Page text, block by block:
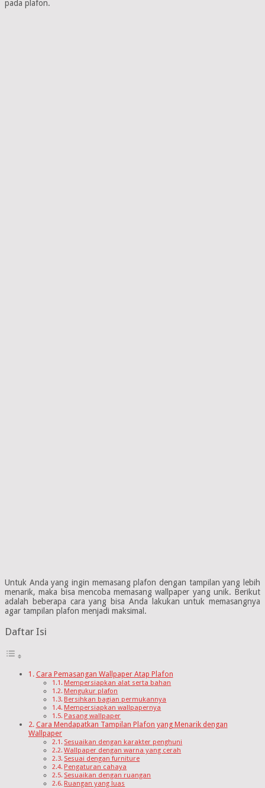
pada plafon.
Untuk Anda yang ingin memasang plafon dengan tampilan yang lebih
menarik, maka bisa mencoba memasang wallpaper yang unik. Berikut
adalah beberapa cara yang bisa Anda lakukan untuk memasangnya
agar tampilan plafon menjadi maksimal.
Daftar Isi
Cara Pemasangan Wallpaper Atap Plafon
Mempersiapkan alat serta bahan
Mengukur plafon
Bersihkan bagian permukannya
Mempersiapkan wallpapernya
Pasang wallpaper
Cara Mendapatkan Tampilan Plafon yang Menarik dengan
Wallpaper
Sesuaikan dengan karakter penghuni
Wallpaper dengan warna yang cerah
Sesuai dengan furniture
Pengaturan cahaya
Sesuaikan dengan ruangan
Ruangan yang luas